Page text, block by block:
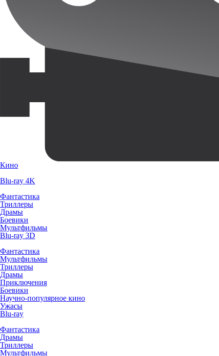
Кино
Blu-ray 4K
Фантастика
Триллеры
Драмы
Боевики
Мультфильмы
Blu-ray 3D
Фантастика
Мультфильмы
Триллеры
Драмы
Приключения
Боевики
Научно-популярное кино
Ужасы
Blu-ray
Фантастика
Драмы
Триллеры
Мультфильмы